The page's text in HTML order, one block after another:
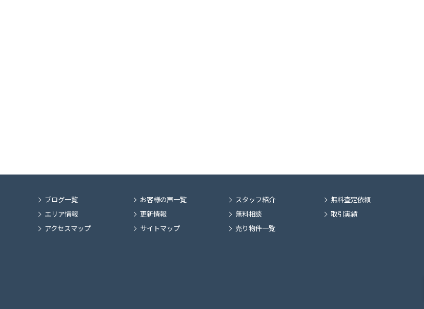
ブログ一覧
エリア情報
アクセスマップ
お客様の声一覧
更新情報
サイトマップ
スタッフ紹介
無料相談
売り物件一覧
無料査定依頼
取引実績